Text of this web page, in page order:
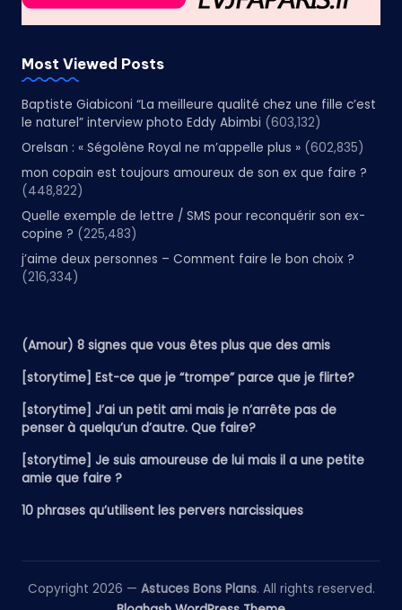
Most Viewed Posts
Baptiste Giabiconi “La meilleure qualité chez une fille c’est
le naturel” interview photo Eddy Abimbi (603,132)
Orelsan : « Ségolène Royal ne m’appelle plus » (602,835)
mon copain est toujours amoureux de son ex que faire ?
(448,822)
Quelle exemple de lettre / SMS pour reconquérir son ex-
copine ? (225,483)
j’aime deux personnes – Comment faire le bon choix ?
(216,334)
(Amour) 8 signes que vous êtes plus que des amis
[storytime] Est-ce que je “trompe” parce que je flirte?
[storytime] J’ai un petit ami mais je n’arrête pas de
penser à quelqu’un d’autre. Que faire?
[storytime] Je suis amoureuse de lui mais il a une petite
amie que faire ?
10 phrases qu’utilisent les pervers narcissiques
Copyright 2026 — Astuces Bons Plans. All rights reserved.